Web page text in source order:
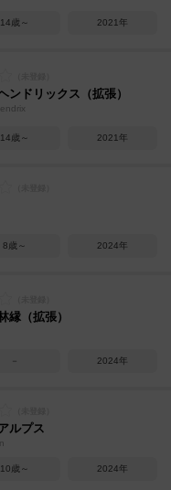
14歳～ 2021年
ンドリックス（拡張）
14歳～ 2021年
8歳～ 2024年
縁（拡張）
－ 2024年
ルプス
10歳～ 2024年